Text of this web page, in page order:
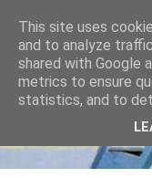
This site uses
and to analyze
shared with Google
metrics to ensure
statistics, and to